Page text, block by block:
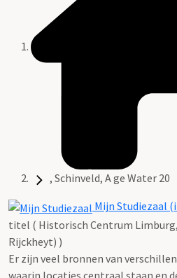
, Schinveld, A ge Water 20
Mijn Studiezaal
titel ( Historisch Centrum
Rijckheyt) )
Er zijn veel bronnen van
waarin locaties centraal staan en